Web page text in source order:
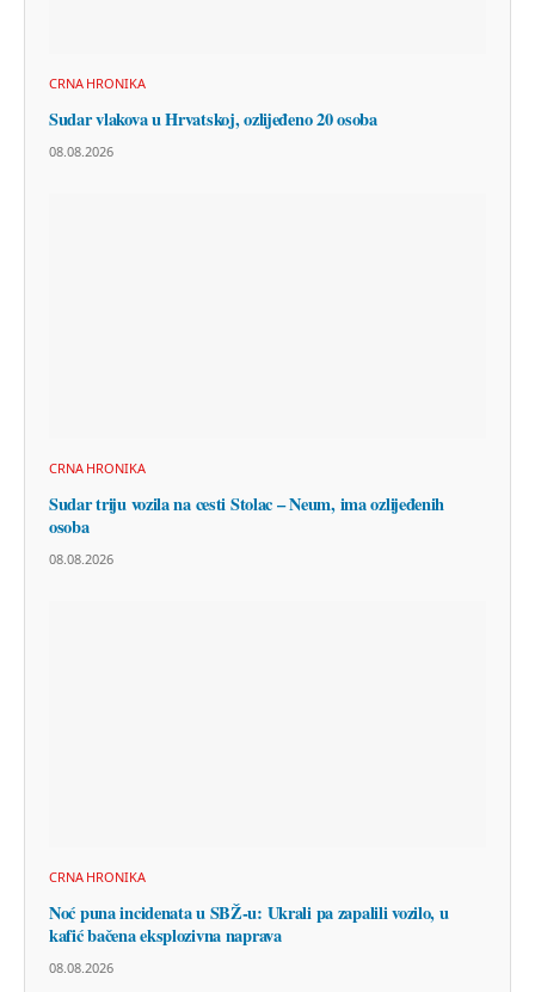
CRNA HRONIKA
Sudar vlakova u Hrvatskoj, ozlijeđeno 20 osoba
08.08.2026
CRNA HRONIKA
Sudar triju vozila na cesti Stolac – Neum, ima ozlijeđenih
osoba
08.08.2026
CRNA HRONIKA
Noć puna incidenata u SBŽ-u: Ukrali pa zapalili vozilo, u
kafić bačena eksplozivna naprava
08.08.2026